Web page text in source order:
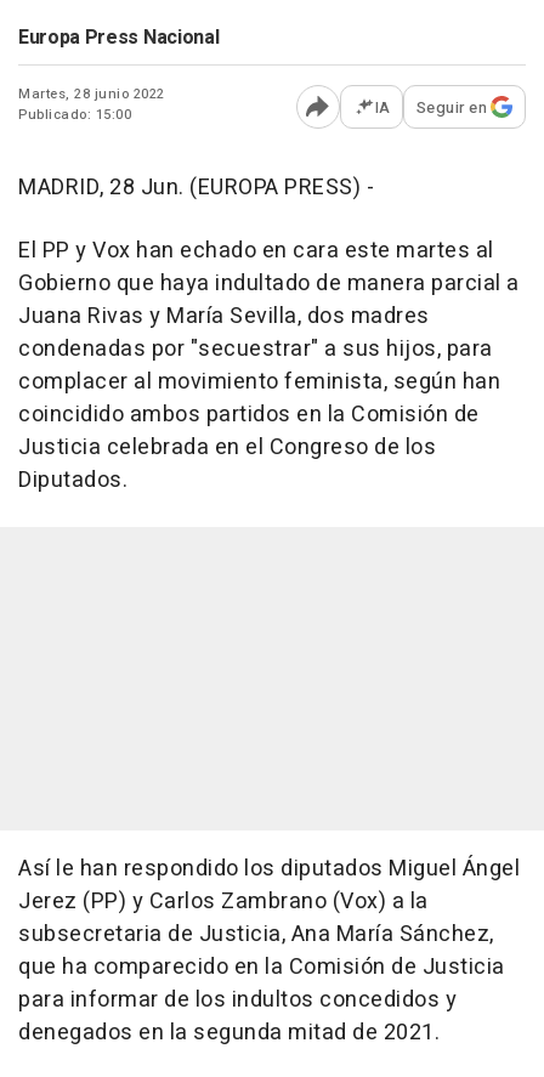
Europa Press Nacional
Martes, 28 junio 2022
Publicado: 15:00
Abrir opciones para
IA Seguir en
MADRID, 28 Jun. (EUROPA PRESS) -
El PP y Vox han echado en cara este martes al
Gobierno que haya indultado de manera parcial a
Juana Rivas y María Sevilla, dos madres
condenadas por "secuestrar" a sus hijos, para
complacer al movimiento feminista, según han
coincidido ambos partidos en la Comisión de
Justicia celebrada en el Congreso de los
Diputados.
Así le han respondido los diputados Miguel Ángel
Jerez (PP) y Carlos Zambrano (Vox) a la
subsecretaria de Justicia, Ana María Sánchez,
que ha comparecido en la Comisión de Justicia
para informar de los indultos concedidos y
denegados en la segunda mitad de 2021.